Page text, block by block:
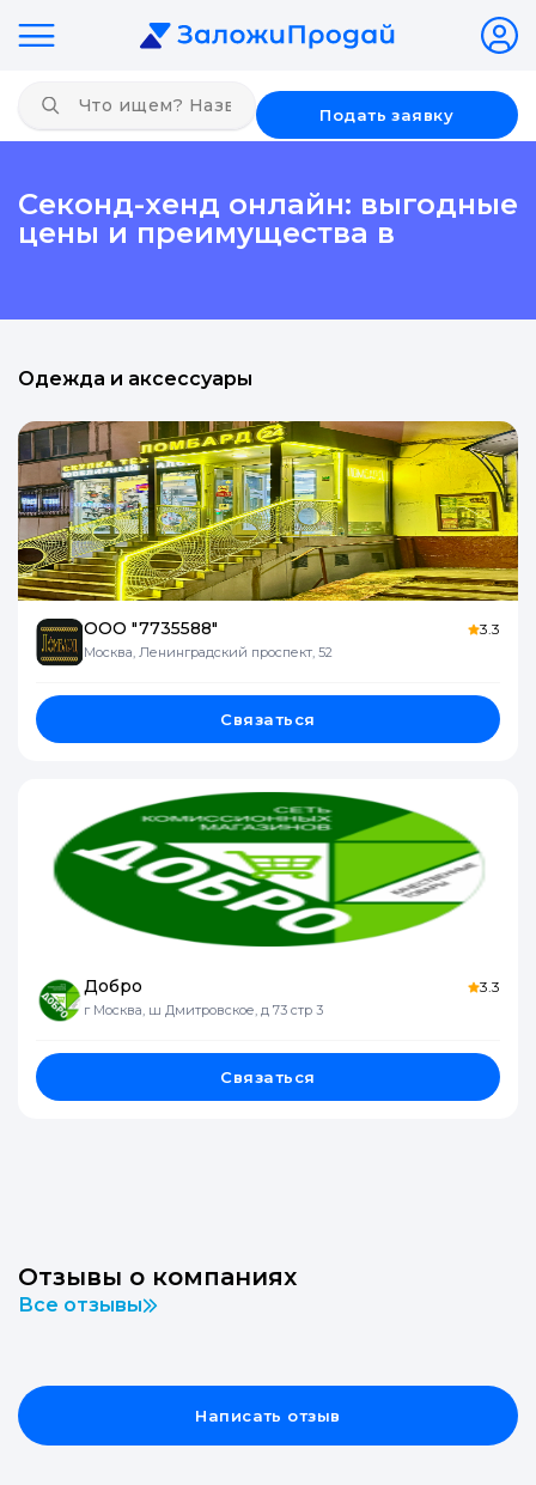
Подать заявку
Секонд-хенд онлайн: выгодные
цены и преимущества в
Одежда и аксессуары
ООО "7735588"
Москва, Ленинградский проспект, 52
3.3
Связаться
Добро
г Москва, ш Дмитровское, д 73 стр 3
3.3
Связаться
Отзывы о компаниях
Все отзывы
Написать отзыв